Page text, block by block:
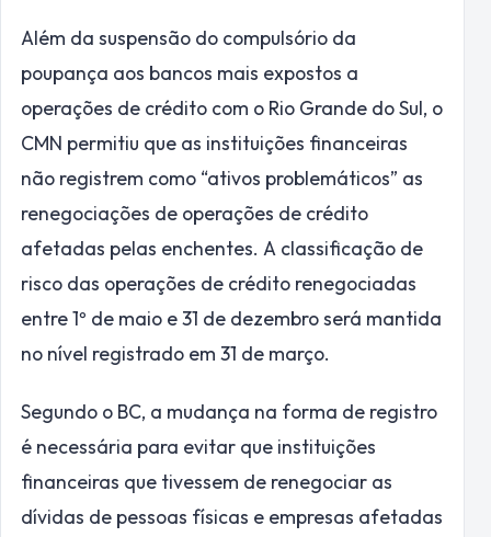
Além da suspensão do compulsório da
poupança aos bancos mais expostos a
operações de crédito com o Rio Grande do Sul, o
CMN permitiu que as instituições financeiras
não registrem como “ativos problemáticos” as
renegociações de operações de crédito
afetadas pelas enchentes. A classificação de
risco das operações de crédito renegociadas
entre 1º de maio e 31 de dezembro será mantida
no nível registrado em 31 de março.
Segundo o BC, a mudança na forma de registro
é necessária para evitar que instituições
financeiras que tivessem de renegociar as
dívidas de pessoas físicas e empresas afetadas